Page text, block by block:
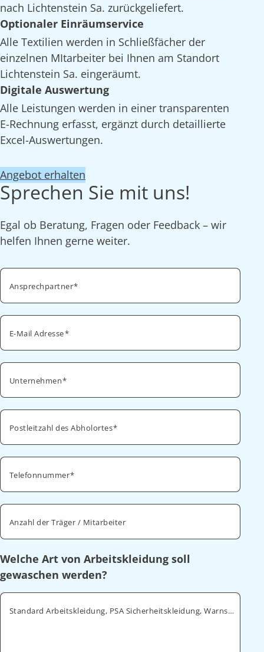
nach Lichtenstein Sa. zurückgeliefert.
Optionaler Einräumservice
Alle Textilien werden in Schließfächer der
einzelnen MItarbeiter bei Ihnen am Standort
Lichtenstein Sa. eingeräumt.
Digitale Auswertung
Alle Leistungen werden in einer transparenten
E-Rechnung erfasst, ergänzt durch detaillierte
Excel-Auswertungen.
Angebot erhalten
Sprechen Sie mit uns!
Egal ob Beratung, Fragen oder Feedback – wir
helfen Ihnen gerne weiter.
Ansprechpartner
E-Mail Adresse
Unternehmen
Postleitzahl des Abholortes
Telefonnummer
Anzahl der Träger / Mitarbeiter
Welche Art von Arbeitskleidung soll
gewaschen werden?
Standard Arbeitskleidung, PSA Sicherheitskleidung, Warnschutz, ESD